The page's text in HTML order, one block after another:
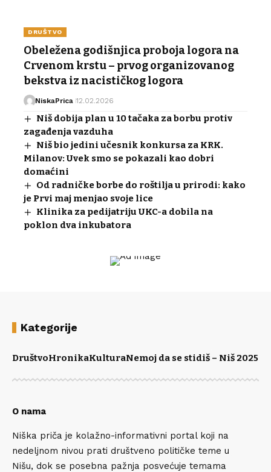
DRUŠTVO
Obeležena godišnjica proboja logora na
Crvenom krstu – prvog organizovanog
bekstva iz nacističkog logora
NiskaPrica 12.02.2026
Niš dobija plan u 10 tačaka za borbu protiv
zagađenja vazduha
Niš bio jedini učesnik konkursa za KRK.
Milanov: Uvek smo se pokazali kao dobri
domaćini
Od radničke borbe do roštilja u prirodi: kako
je Prvi maj menjao svoje lice
Klinika za pedijatriju UKC-a dobila na
poklon dva inkubatora
Kategorije
DruštvoHronikaKulturaNemoj da se stidiš – Niš 2025
O nama
Niška priča je kolažno-informativni portal koji na
nedeljnom nivou prati društveno političke teme u
Nišu, dok se posebna pažnja posvećuje temama